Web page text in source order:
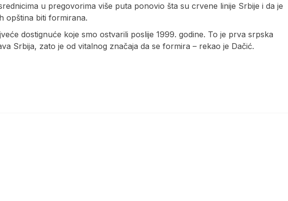
u pregovorima više puta ponovio šta su crvene linije Srbije i da je
opština biti formirana.
dostignuće koje smo ostvarili poslije 1999. godine. To je prva srpska
Srbija, zato je od vitalnog značaja da se formira – rekao je Dačić.